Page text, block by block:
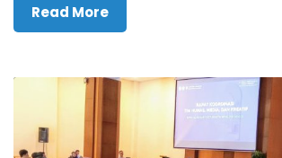
Read More